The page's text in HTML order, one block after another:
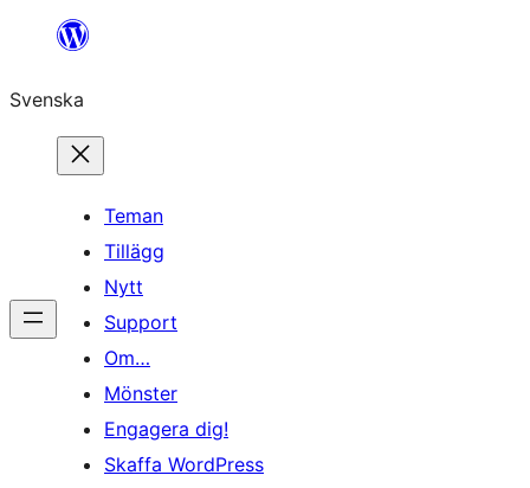
Hoppa
innehåll
Svenska
Teman
Tillägg
Nytt
Support
Om…
Mönster
Engagera dig!
Skaffa WordPress